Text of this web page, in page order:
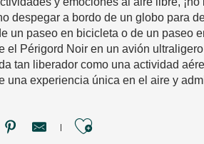
despegar a bordo de un globo para
un paseo en bicicleta o de un paseo
el Périgord Noir en un avión
tan liberador como una actividad
una experiencia única en el aire y
Ajouter aux